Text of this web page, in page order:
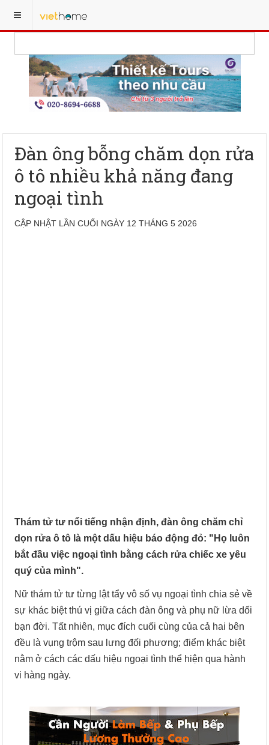
Đàn ông bỗng chăm dọn rửa
ô tô nhiều khả năng đang
ngoại tình
CẬP NHẬT LẦN CUỐI NGÀY 12 THÁNG 5 2026
Thám tử tư nổi tiếng nhận định, đàn ông chăm chỉ
dọn rửa ô tô là một dấu hiệu báo động đỏ: "Họ luôn
bắt đầu việc ngoại tình bằng cách rửa chiếc xe yêu
quý của mình".
Nữ thám tử tư từng lật tẩy vô số vụ ngoại tình chia sẻ về
sự khác biệt thú vị giữa cách đàn ông và phụ nữ lừa dối
bạn đời. Tất nhiên, mục đích cuối cùng của cả hai bên
đều là vụng trộm sau lưng đối phương; điểm khác biệt
nằm ở cách các dấu hiệu ngoại tình thể hiện qua hành
vi hàng ngày.